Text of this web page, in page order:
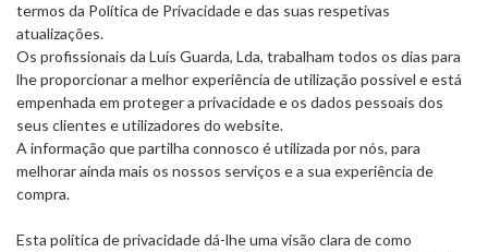
termos da Política de Privacidade e das suas respetivas
atualizações.
Os profissionais da Luís Guarda, Lda, trabalham todos os dias para
lhe proporcionar a melhor experiência de utilização possível e está
empenhada em proteger a privacidade e os dados pessoais dos
seus clientes e utilizadores do website.
A informação que partilha connosco é utilizada por nós, para
melhorar ainda mais os nossos serviços e a sua experiência de
compra.
Esta política de privacidade dá-lhe uma visão clara de como